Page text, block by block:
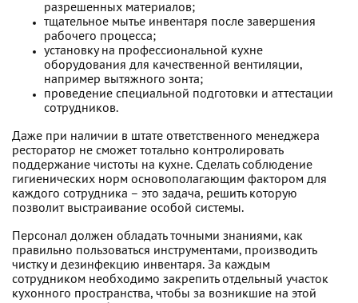
разрешенных материалов;
тщательное мытье инвентаря после завершения
рабочего процесса;
установку на профессиональной кухне
оборудования для качественной вентиляции,
например вытяжного зонта;
проведение специальной подготовки и аттестации
сотрудников.
Даже при наличии в штате ответственного менеджера
ресторатор не сможет тотально контролировать
поддержание чистоты на кухне. Сделать соблюдение
гигиенических норм основополагающим фактором для
каждого сотрудника – это задача, решить которую
позволит выстраивание особой системы.
Персонал должен обладать точными знаниями, как
правильно пользоваться инструментами, производить
чистку и дезинфекцию инвентаря. За каждым
сотрудником необходимо закрепить отдельный участок
кухонного пространства, чтобы за возникшие на этой